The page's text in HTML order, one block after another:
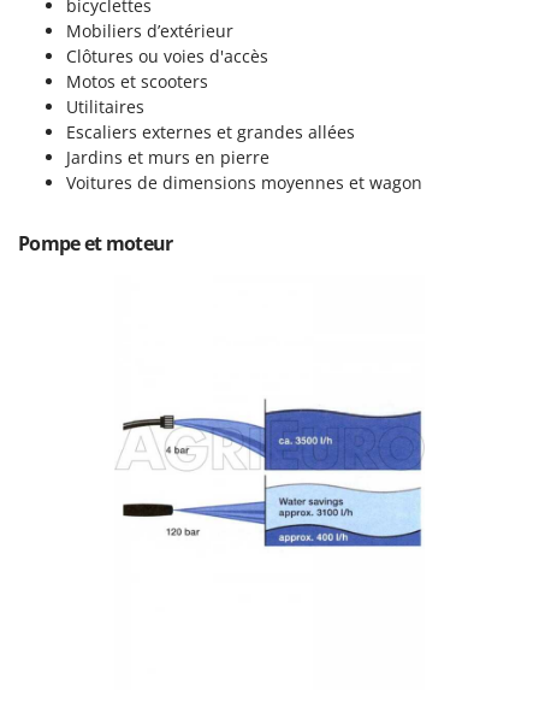
Pulvérisateurs
Pulvérisateurs portés
Rafraîchisseurs d'air par évaporation
Rampes de chargement en aluminium
Râpes à fromage électriques
Remplisseuses
Rouleaux pour tracteur
Scies à os
Scies à Ruban
Scies alternatives à batterie
GRIFO
GVS
GYS
Hailo
Henx
Imperia
bicyclettes
Mobiliers d’extérieur
Clôtures ou voies d'accès
Motos et scooters
Utilitaires
Escaliers externes et grandes allées
Jardins et murs en pierre
Voitures de dimensions moyennes et wagon
Pompe et moteur